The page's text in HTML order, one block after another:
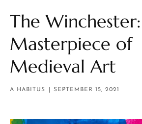
The
Masterpiece of
Medieval Art
A HABITUS SEPTEMBER 15, 2021